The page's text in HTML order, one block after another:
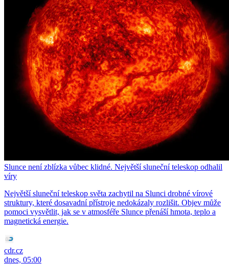
Slunce není zblízka vůbec klidné. Největší sluneční teleskop odhalil
víry
Největší sluneční teleskop světa zachytil na Slunci drobné vírové
struktury, které dosavadní přístroje nedokázaly rozlišit. Objev může
pomoci vysvětlit, jak se v atmosféře Slunce přenáší hmota, teplo a
magnetická energie.
cdr.cz
dnes, 05:00